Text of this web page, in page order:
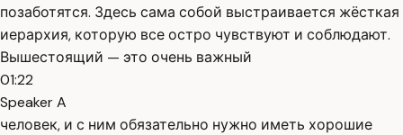
позаботятся. Здесь сама собой выстраивается жёсткая
иерархия, которую все остро чувствуют и соблюдают.
Вышестоящий — это очень важный
01:22
Speaker A
человек, и с ним обязательно нужно иметь хорошие